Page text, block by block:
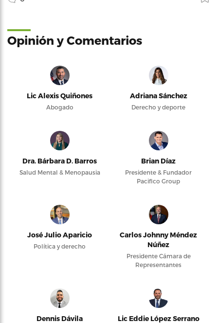
Opinión y Comentarios
Lic Alexis Quiñones
Abogado
Adriana Sánchez
Derecho y deporte
Dra. Bárbara D. Barros
Salud Mental & Menopausia
Brian Díaz
Presidente & Fundador
Pacifico Group
José Julio Aparicio
Política y derecho
Carlos Johnny Méndez
Núñez
Presidente Cámara de
Representantes
Dennis Dávila Lic Eddie López Serrano